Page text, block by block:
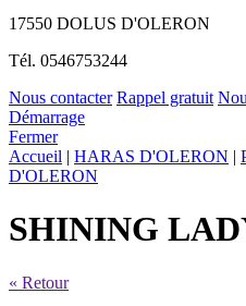
17550 DOLUS D'OLERON
Tél. 0546753244
Nous contacter Rappel gratuit
Démarrage
Fermer
Accueil | HARAS D'OLERON |
D'OLERON
SHINING
« Retour